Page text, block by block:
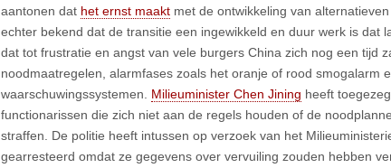
aantonen dat het ernst maakt met de ontwikkeling van
echter bekend dat de transitie een ingewikkeld en duur werk is dat
dat tot frustratie en angst van vele burgers China zich nog een tijd
noodmaatregelen, alarmfases zoals het oranje of rood smogalarm
waarschuwingssystemen. Milieuminister Chen Jining heeft
functionarissen die zich niet aan de regels houden of de
straffen. De politie heeft intussen op verzoek van het
gearresteerd omdat ze gegevens over vervuiling zouden hebben